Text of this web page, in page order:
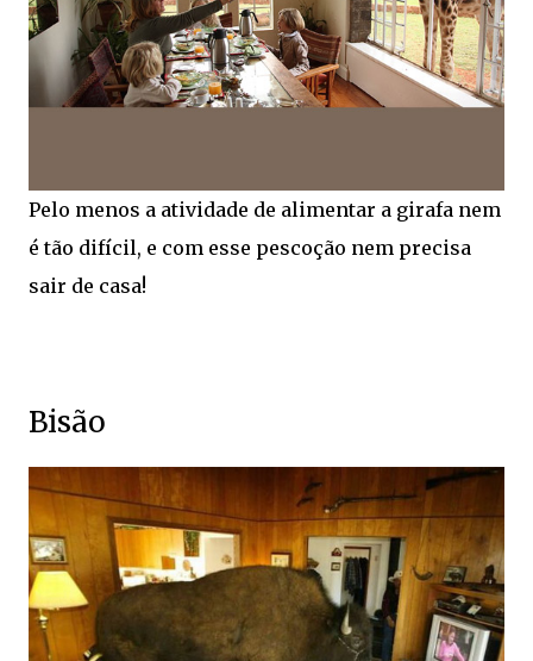
Pelo menos a atividade de alimentar a girafa nem
é tão difícil, e com esse pescoção nem precisa
sair de casa!
Bisão